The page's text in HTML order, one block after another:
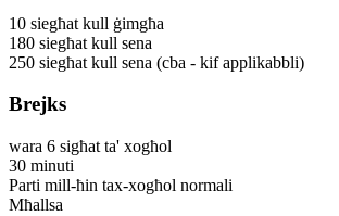
10 siegħat kull ġimgħa
180 siegħat kull sena
250 siegħat kull sena (cba - kif applikabbli)
Brejks
wara 6 sigħat ta' xogħol
30 minuti
Parti mill-ħin tax-xogħol normali
Mħallsa